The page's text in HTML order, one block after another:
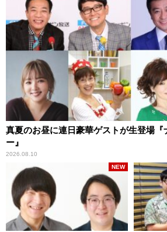
真夏のお昼に連日豪華ゲストが生登場『
ー』
2026.08.10
NEW